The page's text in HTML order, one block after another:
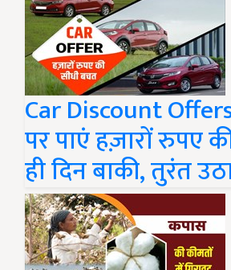
Car Discount
पर पाएं हज़ारों रुपए
ही दिन बाकी, तुरंत